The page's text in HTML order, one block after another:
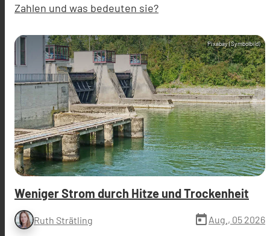
Zahlen und was bedeuten sie?
Pixabay (Symbolbild)
Weniger Strom durch Hitze und Trockenheit
Ruth Strätling today Aug., 05 2026